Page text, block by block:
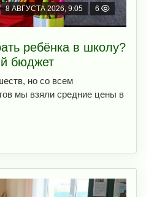
8 АВГУСТА 2026, 9:05 6
ребёнка в школу?
бюджет
но со всем
мы взяли средние цены в